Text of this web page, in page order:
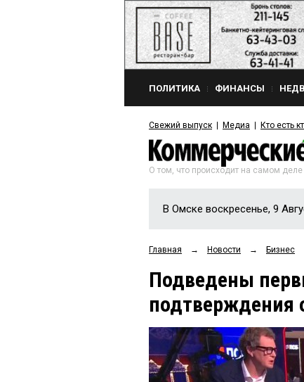
ПОЛИТИКА ФИНАНСЫ
Свежий выпуск Медиа Кто есть
О том, что происходит на самом деле
В Омске воскресенье, 9
Главная → Новости → Бизнес
Подведены
подтверждения